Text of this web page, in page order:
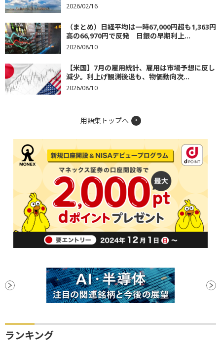
2026/02/16
（まとめ）日経平均は一時67,000円超も1,363円
高の66,970円で反発 日銀の早期利上...
2026/08/10
【米国】7月の雇用統計、雇用は市場予想に反し
減少。利上げ観測後退も、物価動向次...
2026/08/10
用語集トップへ
ランキング